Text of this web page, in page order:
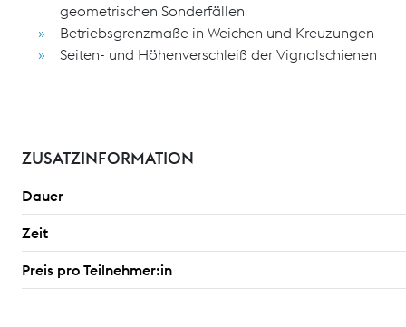
geometrischen Sonderfällen
Betriebsgrenzmaße in Weichen und Kreuzungen
Seiten- und Höhenverschleiß der Vignolschienen
ZUSATZINFORMATION
Dauer
Zeit
Preis pro Teilnehmer:in